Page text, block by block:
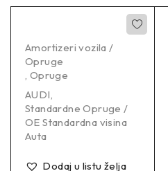
Proizvođač:
LS4056817
Informacije:
Amortizeri vozila /
Opruge
, Opruge
AUDI,
Standardne Opruge /
OE Standardna visina
Auta
Dodaj u listu želja